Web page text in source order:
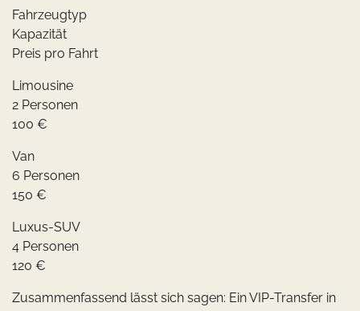
Fahrzeugtyp
Kapazität
Preis pro Fahrt
Limousine
2 Personen
100 €
Van
6 Personen
150 €
Luxus-SUV
4 Personen
120 €
Zusammenfassend lässt sich sagen: Ein VIP-Transfer in